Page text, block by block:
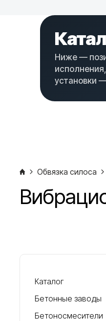
Ниже —
установки
Обвязка силоса
Каталог
Бетонные заводы
Бетоносмесители